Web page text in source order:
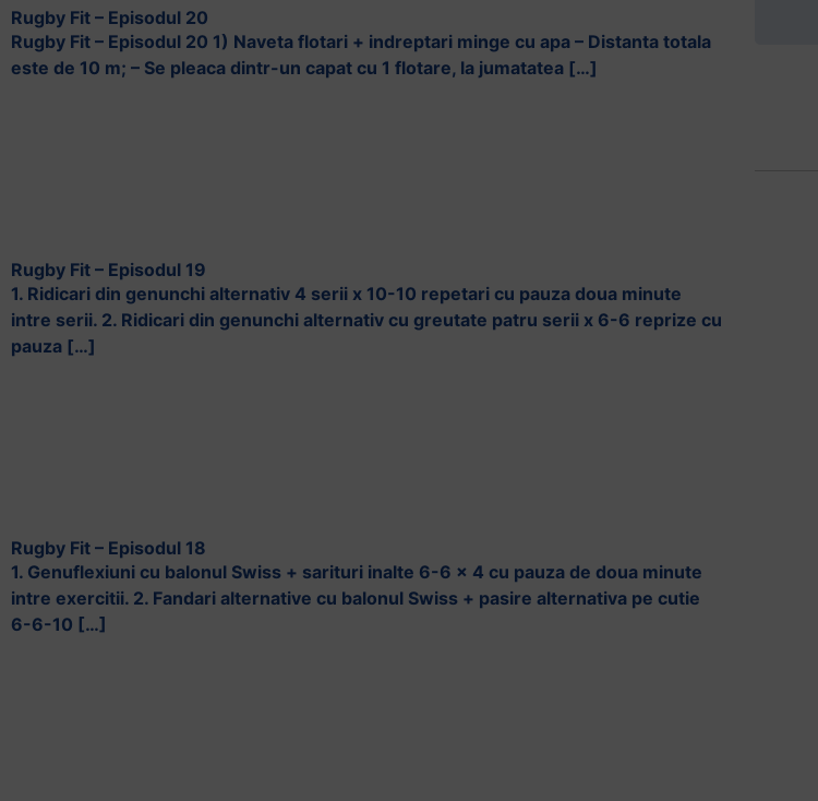
Rugby Fit – Episodul 20
Rugby Fit – Episodul 20 1) Naveta flotari + indreptari minge cu apa – Distanta totala
este de 10 m; – Se pleaca dintr-un capat cu 1 flotare, la jumatatea […]
Rugby Fit – Episodul 19
1. Ridicari din genunchi alternativ 4 serii x 10-10 repetari cu pauza doua minute
intre serii. 2. Ridicari din genunchi alternativ cu greutate patru serii x 6-6 reprize cu
pauza […]
Rugby Fit – Episodul 18
1. Genuflexiuni cu balonul Swiss + sarituri inalte 6-6 x 4 cu pauza de doua minute
intre exercitii. 2. Fandari alternative cu balonul Swiss + pasire alternativa pe cutie
6-6-10 […]